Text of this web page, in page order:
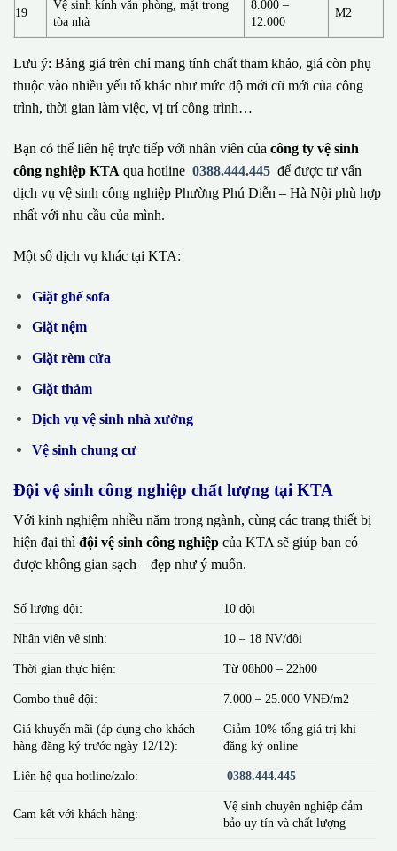
19
Vệ sinh kính văn phòng, mặt trong
tòa nhà
8.000 –
12.000
M2
Lưu ý: Bảng giá trên chỉ mang tính chất tham khảo, giá còn phụ
thuộc vào nhiều yếu tố khác như mức độ mới cũ mới của công
trình, thời gian làm việc, vị trí công trình…
Bạn có thể liên hệ trực tiếp với nhân viên của công ty vệ sinh
công nghiệp KTA qua hotline 0388.444.445 để được tư vấn
dịch vụ vệ sinh công nghiệp Phường Phú Diễn – Hà Nội phù hợp
nhất với nhu cầu của mình.
Một số dịch vụ khác tại KTA:
Giặt ghế sofa
Giặt nệm
Giặt rèm cửa
Giặt thảm
Dịch vụ vệ sinh nhà xưởng
Vệ sinh chung cư
Đội vệ sinh công nghiệp chất lượng tại KTA
Với kinh nghiệm nhiều năm trong ngành, cùng các trang thiết bị
hiện đại thì đội vệ sinh công nghiệp của KTA sẽ giúp bạn có
được không gian sạch – đẹp như ý muốn.
Số lượng đội: 10 đội
Nhân viên vệ sinh: 10 – 18 NV/đội
Thời gian thực hiện: Từ 08h00 – 22h00
Combo thuê đội: 7.000 – 25.000 VNĐ/m2
Giá khuyến mãi (áp dụng cho khách
hàng đăng ký trước ngày 12/12):
Giảm 10% tổng giá trị khi
đăng ký online
Liên hệ qua hotline/zalo: 0388.444.445
Cam kết với khách hàng:
Vệ sinh chuyên nghiệp đảm
bảo uy tín và chất lượng